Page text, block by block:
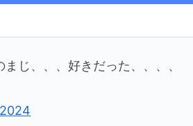
じ、、、好きだった、、、、